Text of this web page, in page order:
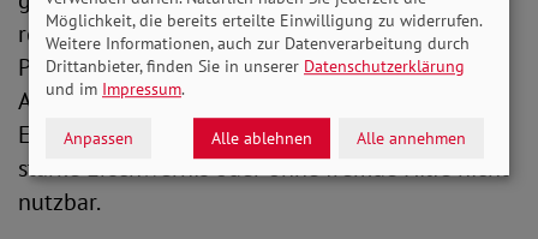
rollstuhlnutzende, sehbehinderte, blinde
Personen, variieren können. Die
Antwortmöglichkeiten reichen von keiner
Erschwernis, über geringe, erhöhte bis hin zu
starke Erschwernis oder ohne fremde Hilfe nicht
nutzbar.
Möglichkeit, die bereits erteilte Einwilligung zu widerrufen.
Weitere Informationen, auch zur Datenverarbeitung durch
Drittanbieter, finden Sie in unserer Datenschutzerklärung
und im Impressum.
Anpassen Alle ablehnen Alle annehmen